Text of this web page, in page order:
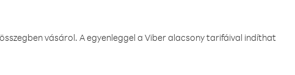
vásárol. A egyenleggel a Viber alacsony tarifáival indíthat